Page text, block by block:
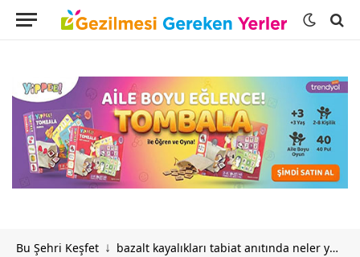
Bu Şehri Keşfet ↓ bazalt kayalıkları tabiat anıtında neler yapılır